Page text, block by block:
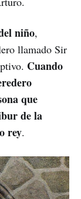
niño,
llamado Sir
Cuando
que
de la
rey.